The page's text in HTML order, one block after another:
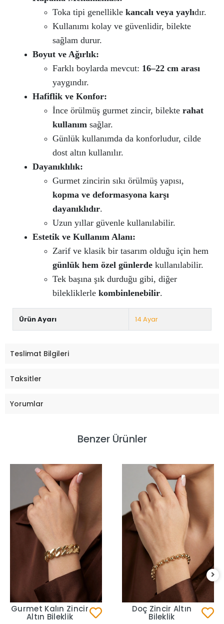
Toka tipi genellikle kancalı veya yaylıdır.
Kullanımı kolay ve güvenlidir, bilekte
sağlam durur.
Boyut ve Ağırlık:
Farklı boylarda mevcut: 16–22 cm arası
yaygındır.
Hafiflik ve Konfor:
İnce örülmüş gurmet zincir, bilekte rahat
kullanım sağlar.
Günlük kullanımda da konforludur, cilde
dost altın kullanılır.
Dayanıklılık:
Gurmet zincirin sıkı örülmüş yapısı,
kopma ve deformasyona karşı
dayanıklıdır.
Uzun yıllar güvenle kullanılabilir.
Estetik ve Kullanım Alanı:
Zarif ve klasik bir tasarım olduğu için hem
günlük hem özel günlerde kullanılabilir.
Tek başına şık durduğu gibi, diğer
bilekliklerle kombinlenebilir.
Ürün Ayarı 14 Ayar
Teslimat Bilgileri
Taksitler
Yorumlar
Benzer Ürünler
Gurmet Kalın Zincir
Altın Bileklik
Doç Zincir Altın
Bileklik